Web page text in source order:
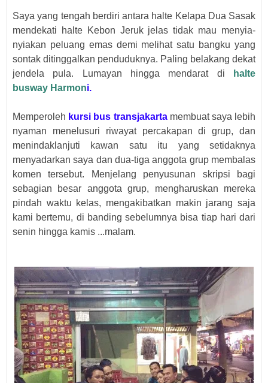
Saya yang tengah berdiri antara halte Kelapa Dua Sasak
mendekati halte Kebon Jeruk jelas tidak mau menyia-
nyiakan peluang emas demi melihat satu bangku yang
sontak ditinggalkan penduduknya. Paling belakang dekat
jendela pula. Lumayan hingga mendarat di
halte
busway Harmoni.
Memperoleh kursi bus transjakarta membuat saya lebih
nyaman menelusuri riwayat percakapan di grup, dan
menindaklanjuti kawan satu itu yang setidaknya
menyadarkan saya dan dua-tiga anggota grup membalas
komen tersebut. Menjelang penyusunan skripsi bagi
sebagian besar anggota grup, mengharuskan mereka
pindah waktu kelas, mengakibatkan makin jarang saja
kami bertemu, di banding sebelumnya bisa tiap hari dari
senin hingga kamis ...malam.